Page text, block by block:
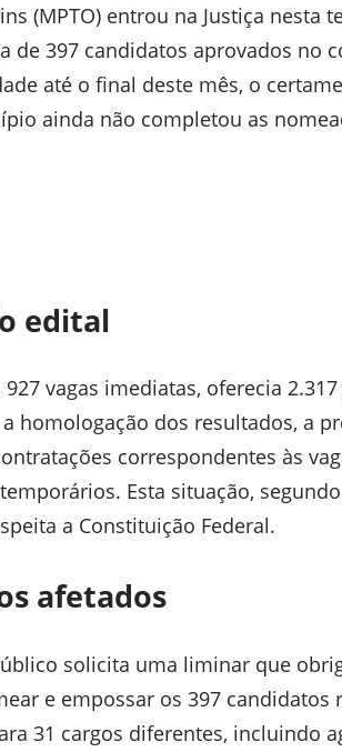
(MPTO) entrou na Justiça nesta
de 397 candidatos aprovados no
até o final deste mês, o
ainda não completou as
edital
vagas imediatas, oferecia
homologação dos resultados, a
correspondentes às
Esta situação,
a Constituição Federal.
afetados
solicita uma liminar que
e empossar os 397 candidatos
31 cargos diferentes, incluindo